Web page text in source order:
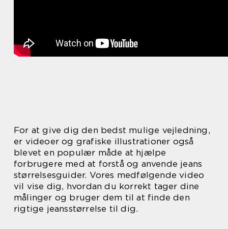
For at give dig den bedst mulige vejledning,
er videoer og grafiske illustrationer også
blevet en populær måde at hjælpe
forbrugere med at forstå og anvende jeans
størrelsesguider. Vores medfølgende video
vil vise dig, hvordan du korrekt tager dine
målinger og bruger dem til at finde den
rigtige jeansstørrelse til dig.